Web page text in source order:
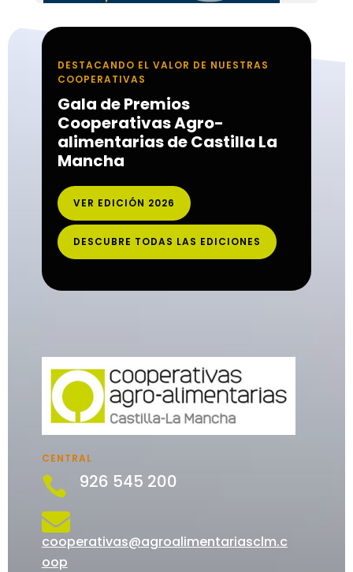
DESTACANDO EL VALOR DE NUESTRAS
COOPERATIVAS
Gala de Premios
Cooperativas Agro-
alimentarias de Castilla La
Mancha
VER EDICIÓN 2026
DESCUBRE TODAS LAS EDICIONES
CENTRAL
 926 545 200

cooperativas@agroalimentariasclm.c
oop